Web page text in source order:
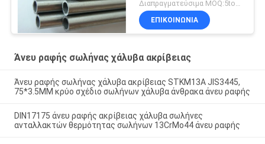
Αυτοκινητοβιομηχανία
E235 NBK EN10305-1
ΕΠΙΚΟΙΝΩΝΊΑ
Άνευ ραφής σωλήνας χάλυβα ακρίβειας
Άνευ ραφής σωλήνας χάλυβα ακρίβειας STKM13A JIS3445,
75*3.5MM κρύο σχέδιο σωλήνων χάλυβα άνθρακα άνευ ραφής
DIN17175 άνευ ραφής ακρίβειας χάλυβα σωλήνες
ανταλλακτών θερμότητας σωλήνων 13CrMo44 άνευ ραφής